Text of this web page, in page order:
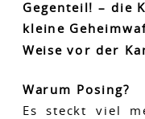
Gegenteil! – die
kleine
Weise vor der
Warum Posing?
Es steckt viel